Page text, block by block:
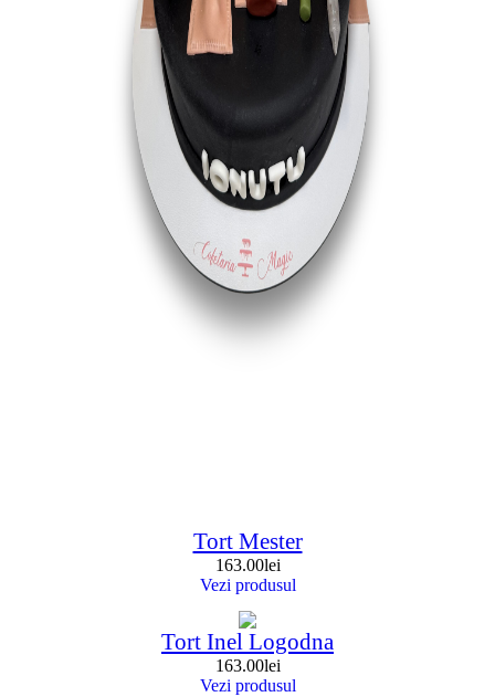
Tort Mester
163.00lei
Vezi produsul
Tort Inel Logodna
163.00lei
Vezi produsul